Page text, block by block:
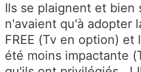
Ils se plaignent et bien
n'avaient qu'à adopter
FREE (Tv en option)
été moins impactante